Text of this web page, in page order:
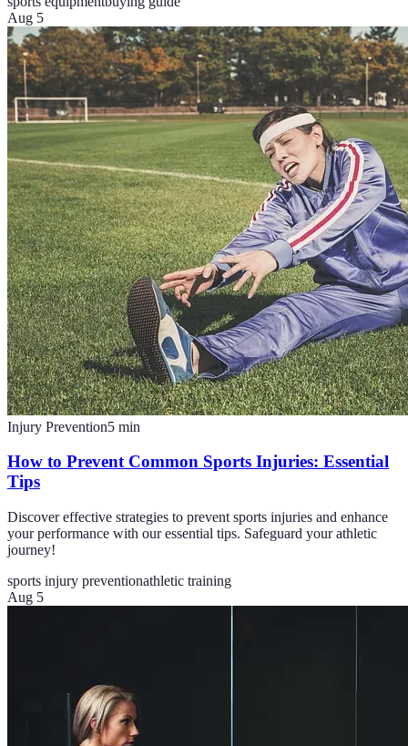
Aug 5
Injury Prevention5 min
How to Prevent Common Sports Injuries: Essential
Tips
Discover effective strategies to prevent sports injuries and enhance
your performance with our essential tips. Safeguard your athletic
journey!
sports injury preventionathletic training
Aug 5